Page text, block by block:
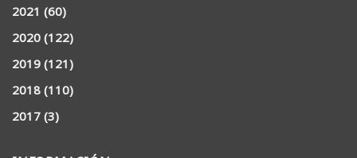
2021 (60)
2020(122)
2019(121)
2018(110)
2017(3)